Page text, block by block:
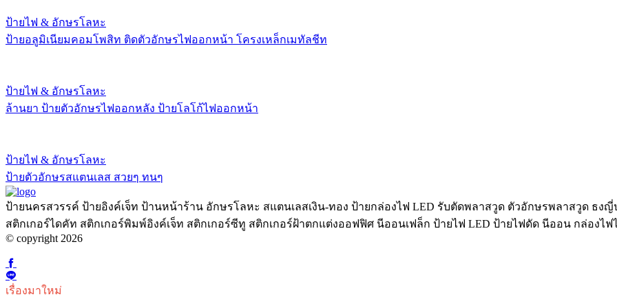
ป้ายไฟ & อักษรโลหะ
ป้ายอลูมิเนียมคอมโพสิท ติดตัวอักษรไฟออกหน้า โครงเหล็กเมทัลชีท
ป้ายไฟ & อักษรโลหะ
ล้านยา ป้ายตัวอักษรไฟออกหลัง ป้ายโลโก้ไฟออกหน้า
ป้ายไฟ & อักษรโลหะ
ป้ายตัวอักษรสแตนเลส สวยๆ ทนๆ
ป้ายนครสวรรค์ ป้ายอิงค์เจ็ท ป้านหน้าร้าน อักษรโลหะ สแตนเลสเงิน-ทอง ป้ายกล่องไฟ LED รับตัดพลาสวูด ตัวอักษรพลาสวูด ธงญี่
สติกเกอร์ไดคัท สติกเกอร์พิมพ์อิงค์เจ็ท สติกเกอร์ซีทู สติกเกอร์ฝ้าตกแต่งออฟฟิศ นีออนเฟล็ก ป้ายไฟ LED ป้ายไฟดัด นีออน กล่องไฟ
© copyright 2026
เรื่องมาใหม่